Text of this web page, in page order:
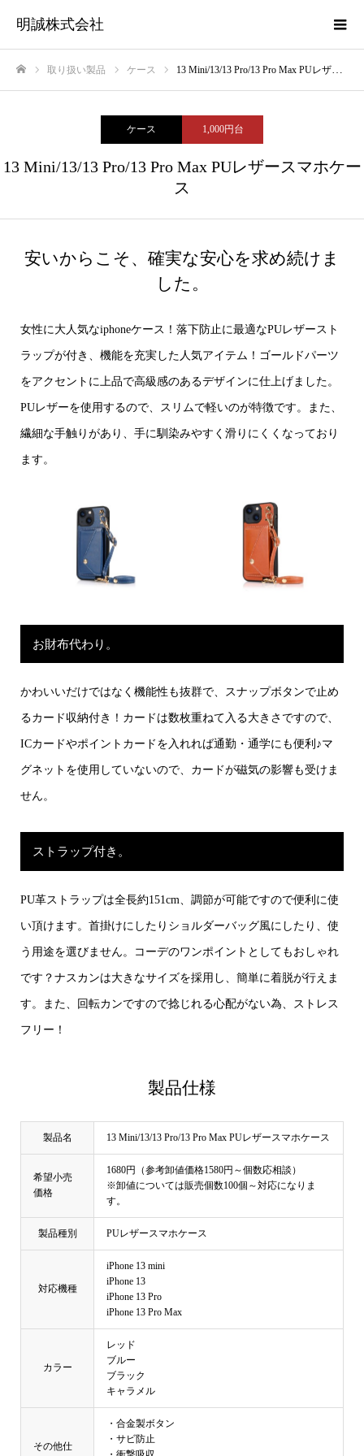
明誠株式会社
取り扱い製品 ケース 13 Mini/13/13 Pro/13 Pro Max PUレザースマホケース
ケース 1,000円台
13 Mini/13/13 Pro/13 Pro Max PUレザースマホケー
ス
安いからこそ、確実な安心を求め続けま
した。
女性に大人気なiphoneケース！落下防止に最適なPUレザースト
ラップが付き、機能を充実した人気アイテム！ゴールドパーツ
をアクセントに上品で高級感のあるデザインに仕上げました。
PUレザーを使用するので、スリムで軽いのが特徴です。また、
繊細な手触りがあり、手に馴染みやすく滑りにくくなっており
ます。
お財布代わり。
かわいいだけではなく機能性も抜群で、スナップボタンで止め
るカード収納付き！カードは数枚重ねて入る大きさですので、
ICカードやポイントカードを入れれば通勤・通学にも便利♪マ
グネットを使用していないので、カードが磁気の影響も受けま
せん。
ストラップ付き。
PU革ストラップは全長約151cm、調節が可能ですので便利に使
い頂けます。首掛けにしたりショルダーバッグ風にしたり、使
う用途を選びません。コーデのワンポイントとしてもおしゃれ
です？ナスカンは大きなサイズを採用し、簡単に着脱が行えま
す。また、回転カンですので捻じれる心配がない為、ストレス
フリー！
製品仕様
製品名 13 Mini/13/13 Pro/13 Pro Max PUレザースマホケース
希望小売
価格
1680円（参考卸値価格1580円～個数応相談）
※卸値については販売個数100個～対応になりま
す。
製品種別 PUレザースマホケース
対応機種
iPhone 13 mini
iPhone 13
iPhone 13 Pro
iPhone 13 Pro Max
カラー
レッド
ブルー
ブラック
キャラメル
その他仕
・合金製ボタン
・サビ防止